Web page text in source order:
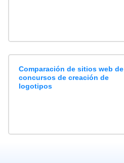
Comparación de sitios web de
concursos de creación de
logotipos